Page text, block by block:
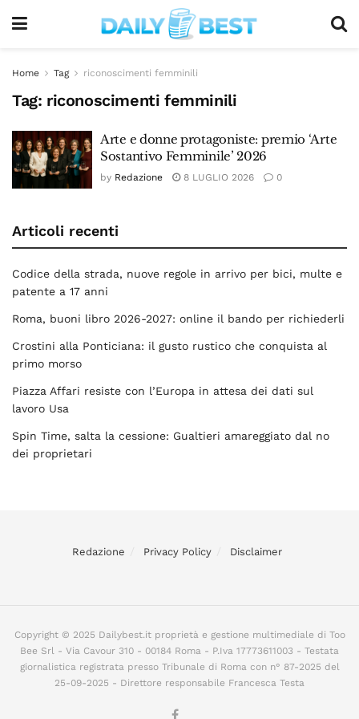
Home Tag riconoscimenti femminili
Tag: riconoscimenti femminili
Arte e donne protagoniste: premio ‘Arte
Sostantivo Femminile’ 2026
by Redazione 8 LUGLIO 2026 0
Articoli recenti
Codice della strada, nuove regole in arrivo per bici, multe e
patente a 17 anni
Roma, buoni libro 2026-2027: online il bando per richiederli
Crostini alla Ponticiana: il gusto rustico che conquista al
primo morso
Piazza Affari resiste con l’Europa in attesa dei dati sul
lavoro Usa
Spin Time, salta la cessione: Gualtieri amareggiato dal no
dei proprietari
Redazione Privacy Policy Disclaimer
Copyright © 2025 Dailybest.it proprietà e gestione multimediale di Too
Bee Srl - Via Cavour 310 - 00184 Roma - P.Iva 17773611003 - Testata
giornalistica registrata presso Tribunale di Roma con n° 87-2025 del
25-09-2025 - Direttore responsabile Francesca Testa